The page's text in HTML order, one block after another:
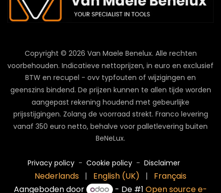
Copyright © 2026 Van Maele Benelux. Alle rechten
voorbehouden. Indicatieve nettoprijzen, in euro en exclusief
BTW en recupel - ovv typfouten of wijzigingen en
geenszins bindend. De prijzen kunnen te allen tijde worden
aangepast rekening houdend met gebeurlijke
prijsstijgingen. Zolang de voorraad strekt. Franco levering
vanaf 350 euro netto, behalve voor palletlevering buiten
BeNeLux.
Privacy policy- Cookie policy- Disclaimer
Nederlands | English (UK) |
Français
Aangeboden door
- De #1Open source e-